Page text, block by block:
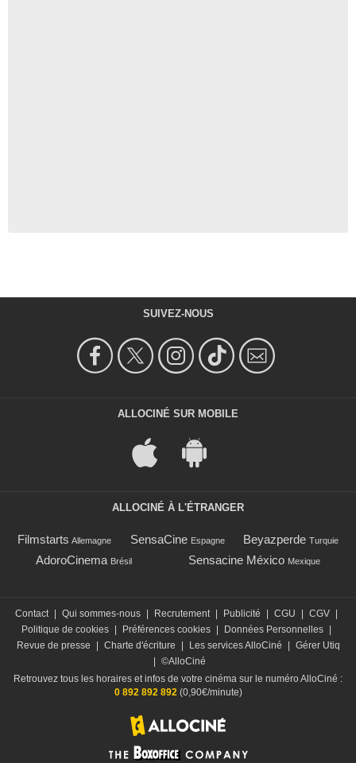
SUIVEZ-NOUS
ALLOCINÉ SUR MOBILE
ALLOCINÉ À L'ÉTRANGER
Filmstarts Allemagne SensaCine Espagne Beyazperde Turquie
AdoroCinema Brésil Sensacine México Mexique
Contact | Qui sommes-nous | Recrutement | Publicité | CGU | CGV |
Politique de cookies | Préférences cookies | Données Personnelles |
Revue de presse
| Charte d'écriture | Les services AlloCiné | Gérer Utiq
| ©AlloCiné
Retrouvez tous les horaires et infos de votre cinéma sur le numéro AlloCiné :
0 892 892 892 (0,90€/minute)